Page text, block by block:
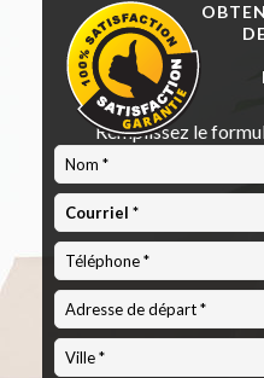
Remplissez le